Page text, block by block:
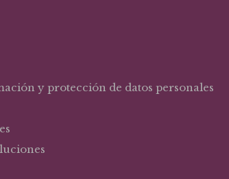
y protección de datos personales